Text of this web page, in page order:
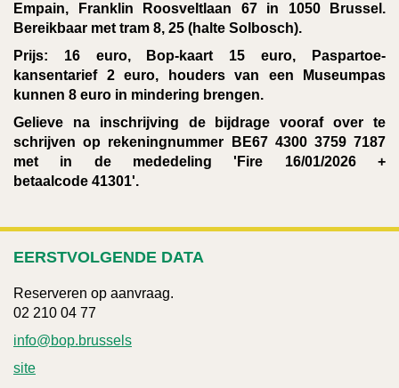
Empain, Franklin Roosveltlaan 67 in 1050 Brussel.
Bereikbaar met tram 8, 25 (halte Solbosch).
Prijs: 16 euro, Bop-kaart 15 euro, Paspartoe-
kansentarief 2 euro, houders van een Museumpas
kunnen 8 euro in mindering brengen.
Gelieve na inschrijving de bijdrage vooraf over te
schrijven op rekeningnummer BE67 4300 3759 7187
met in de mededeling 'Fire 16/01/2026 +
betaalcode 41301'.
EERSTVOLGENDE DATA
Reserveren op aanvraag.
02 210 04 77
info@bop.brussels
site